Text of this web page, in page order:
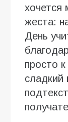
хочется
жеста:
День
просто
сладкий